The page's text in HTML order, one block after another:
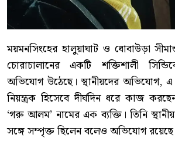
ময়মনসিংহের হালুয়াঘাট ও ধোবাউড়া
চোরাচালানের একটি শক্তিশালী
অভিযোগ উঠেছে। স্থানীয়দের অভিযোগ, এ
নিয়ন্ত্রক হিসেবে দীর্ঘদিন ধরে কাজ
‘গরু আলম’ নামের এক ব্যক্তি। তিনি
সঙ্গে সম্পৃক্ত ছিলেন বলেও অভিযোগ